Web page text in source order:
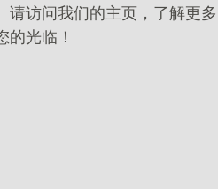
请访问我们的主页，了解更多
光临！